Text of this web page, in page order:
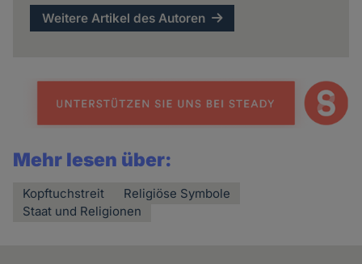
Weitere Artikel des Autoren
Mehr lesen über:
Kopftuchstreit
Religiöse Symbole
Staat und Religionen